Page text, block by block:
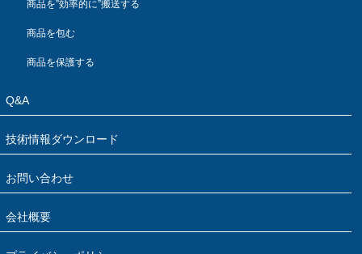
商品を”効率的に”搬送する
商品を包む
商品を保護する
Q&A
技術情報ダウンロード
お問い合わせ
会社概要